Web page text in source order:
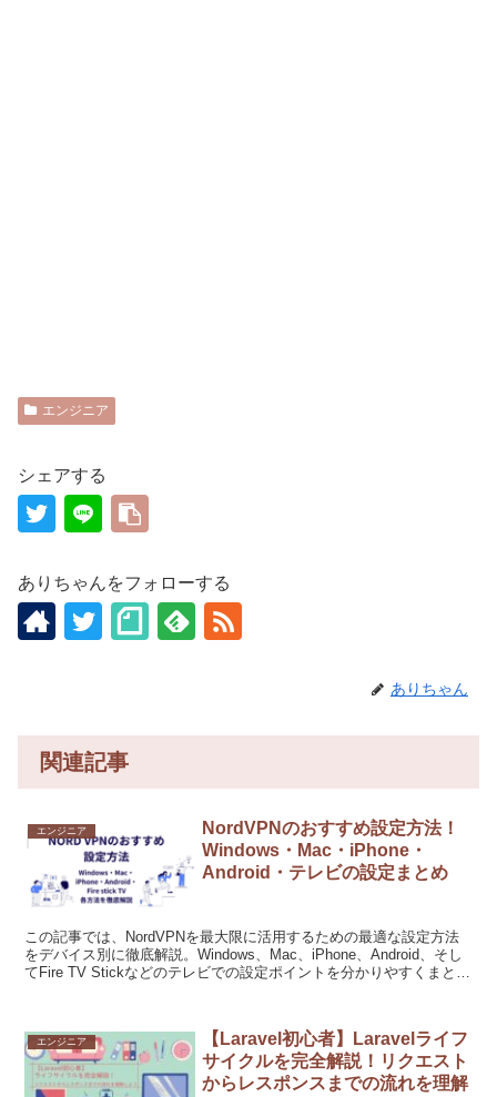
エンジニア
シェアする
ありちゃんをフォローする
ありちゃん
関連記事
エンジニア
NordVPNのおすすめ設定方法！
Windows・Mac・iPhone・
Android・テレビの設定まとめ
この記事では、NordVPNを最大限に活用するための最適な設定方法
をデバイス別に徹底解説。Windows、Mac、iPhone、Android、そし
てFire TV Stickなどのテレビでの設定ポイントを分かりやすくまとめ
エンジニア
【Laravel初心者】Laravelライフ
サイクルを完全解説！リクエスト
からレスポンスまでの流れを理解